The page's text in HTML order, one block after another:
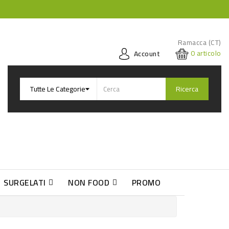
Ramacca (CT)
Account
0articolo
Ricerca
SURGELATI NON FOOD PROMO